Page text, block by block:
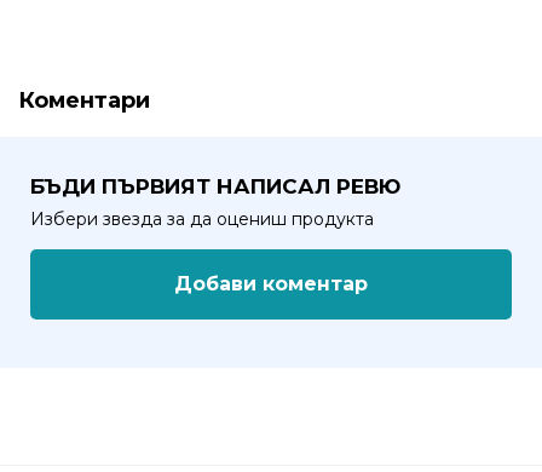
Коментари
БЪДИ ПЪРВИЯТ НАПИСАЛ РЕВЮ
Избери звезда за да оцениш продукта
Добави коментар